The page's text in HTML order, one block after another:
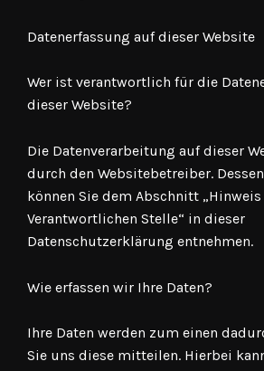
Datenerfassung auf dieser Website
Wer ist verantwortlich für die
dieser Website?
Die Datenverarbeitung auf dieser
durch den Websitebetreiber.
können Sie dem Abschnitt
Verantwortlichen Stelle“ in dieser
Datenschutzerklärung entnehmen.
Wie erfassen wir Ihre Daten?
Ihre Daten werden zum einen
Sie uns diese mitteilen. Hierbei